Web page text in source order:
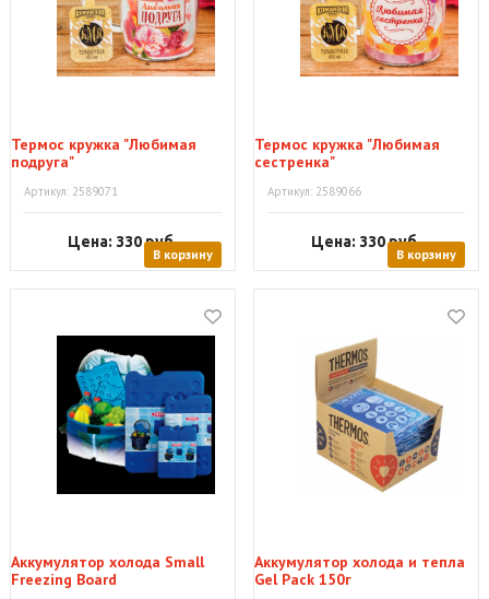
Термоc кружка "Любимая
подруга"
Артикул: 2589071
Цена: 330руб.
В корзину
Термоc кружка "Любимая
сестренка"
Артикул: 2589066
Цена: 330руб.
В корзину
Аккумулятор холода Small
Freezing Board
Аккумулятор холода и тепла
Gel Pack 150г